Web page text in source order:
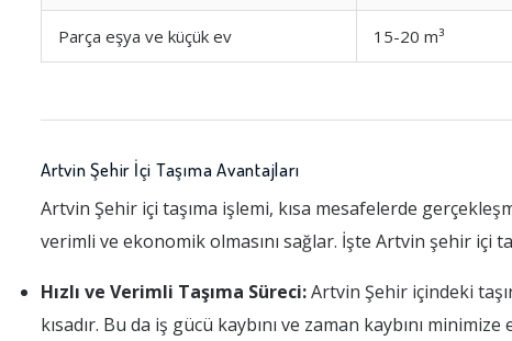
Parça eşya ve küçük ev 15-20 m³
Artvin Şehir İçi Taşıma Avantajları
Artvin Şehir içi taşıma işlemi, kısa mesafelerde
verimli ve ekonomik olmasını sağlar. İşte Artvin şehir içi
Hızlı ve Verimli Taşıma Süreci:Artvin Şehir içindeki
kısadır. Bu da iş gücü kaybını ve zaman kaybını minimize